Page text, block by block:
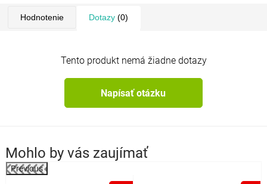
Hodnotenie Dotazy(0)
Tento produkt nemá žiadne dotazy
Napísať otázku
Mohlo by vás zaujímať
Previous